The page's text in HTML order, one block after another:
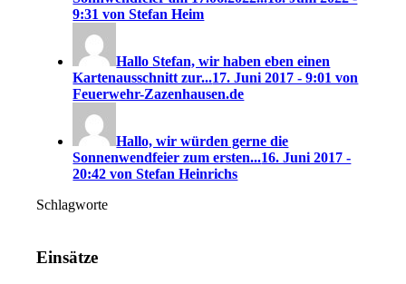
9:31 von Stefan Heim
Hallo Stefan, wir haben eben einen
Kartenausschnitt zur...17. Juni 2017 - 9:01 von
Feuerwehr-Zazenhausen.de
Hallo, wir würden gerne die
Sonnenwendfeier zum ersten...16. Juni 2017 -
20:42 von Stefan Heinrichs
Schlagworte
Einsätze